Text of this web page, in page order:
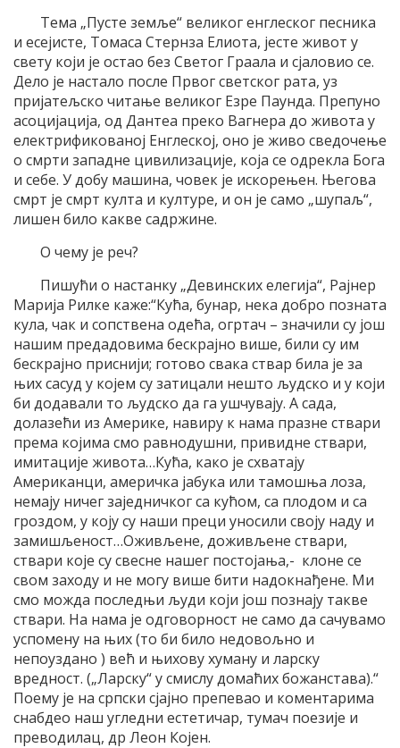
Тема „Пусте земље“ великог енглеског песника
и есејисте, Томаса Стернза Елиота, јесте живот у
свету који је остао без Светог Граала и сјаловио се.
Дело је настало после Првог светског рата, уз
пријатељско читање великог Езре Паунда. Препуно
асоцијација, од Дантеа преко Вагнера до живота у
електрификованој Енглеској, оно је живо сведочење
о смрти западне цивилизације, која се одрекла Бога
и себе. У добу машина, човек је искорењен. Његова
смрт је смрт култа и културе, и он је само „шупаљ“,
лишен било какве садржине.
О чему је реч?
Пишући о настанку „Девинских елегија“, Рајнер
Марија Рилке каже:“Кућа, бунар, нека добро позната
кула, чак и сопствена одећа, огртач – значили су још
нашим предадовима бескрајно више, били су им
бескрајно приснији; готово свака ствар била је за
њих сасуд у којем су затицали нешто људско и у који
би додавали то људско да га ушчувају. А сада,
долазећи из Америке, навиру к нама празне ствари
према којима смо равнодушни, привидне ствари,
имитације живота…Кућа, како је схватају
Американци, америчка јабука или тамошња лоза,
немају ничег заједничког са кућом, са плодом и са
гроздом, у коју су наши преци уносили своју наду и
замишљеност…Оживљене, доживљене ствари,
ствари које су свесне нашег постојања,- клоне се
свом заходу и не могу више бити надокнађене. Ми
смо можда последњи људи који још познају такве
ствари. На нама је одговорност не само да сачувамо
успомену на њих (то би било недовољно и
непоуздано ) већ и њихову хуману и ларску
вредност. („Ларску“ у смислу домаћих божанстава).“
Поему је на српски сјајно препевао и коментарима
снабдео наш угледни естетичар, тумач поезије и
преводилац, др Леон Којен.